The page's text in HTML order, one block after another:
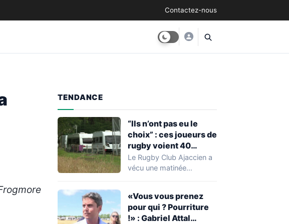
Contactez-nous
TENDANCE
“Ils n’ont pas eu le
choix” : ces joueurs de
rugby voient 40
caravanes de gens du
voyage s’installer
heure
Le Rugby Club Ajaccien a
vécu une matinée
découverte d'une…
«Vous vous prenez
pour qui ? Pourriture
!» : Gabriel Attal